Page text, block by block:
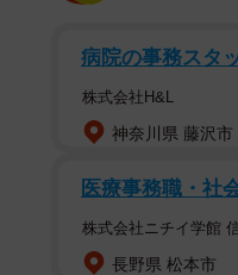
病院の事務スタ
株式会社H&L
神奈川県 藤沢市
医療事務職・社
株式会社ニチイ学館
長野県 松本市